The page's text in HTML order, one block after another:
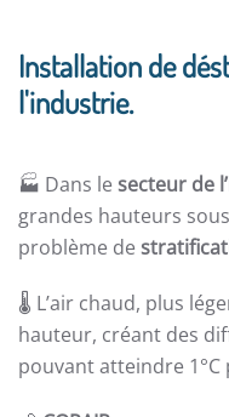
Installation de
l'industrie.
🏭 Dans le secteur de
grandes hauteurs
problème de
🌡️ L’air chaud, plus
hauteur, créant des
pouvant atteindre